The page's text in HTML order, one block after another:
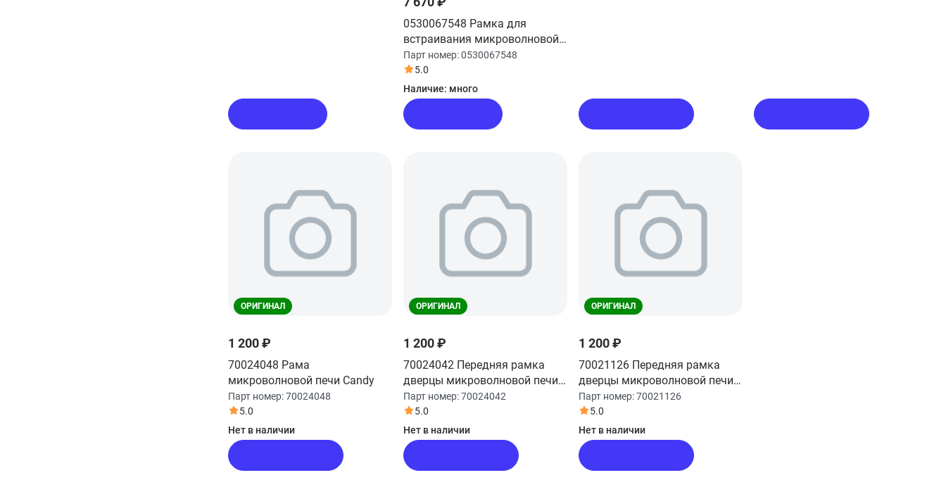
0530067548 Рамка для
встраивания микроволновой
печи Haier
Парт номер:0530067548
5.0
Наличие: много
ОРИГИНАЛ
1 200 ₽
70024048 Рама
микроволновой печи Candy
Парт номер:70024048
5.0
Нет в наличии
ОРИГИНАЛ
1 200 ₽
70024042 Передняя рамка
дверцы микроволновой печи
Candy
Парт номер:70024042
5.0
Нет в наличии
ОРИГИНАЛ
1 200 ₽
70021126 Передняя рамка
дверцы микроволновой печи
Candy
Парт номер:70021126
5.0
Нет в наличии